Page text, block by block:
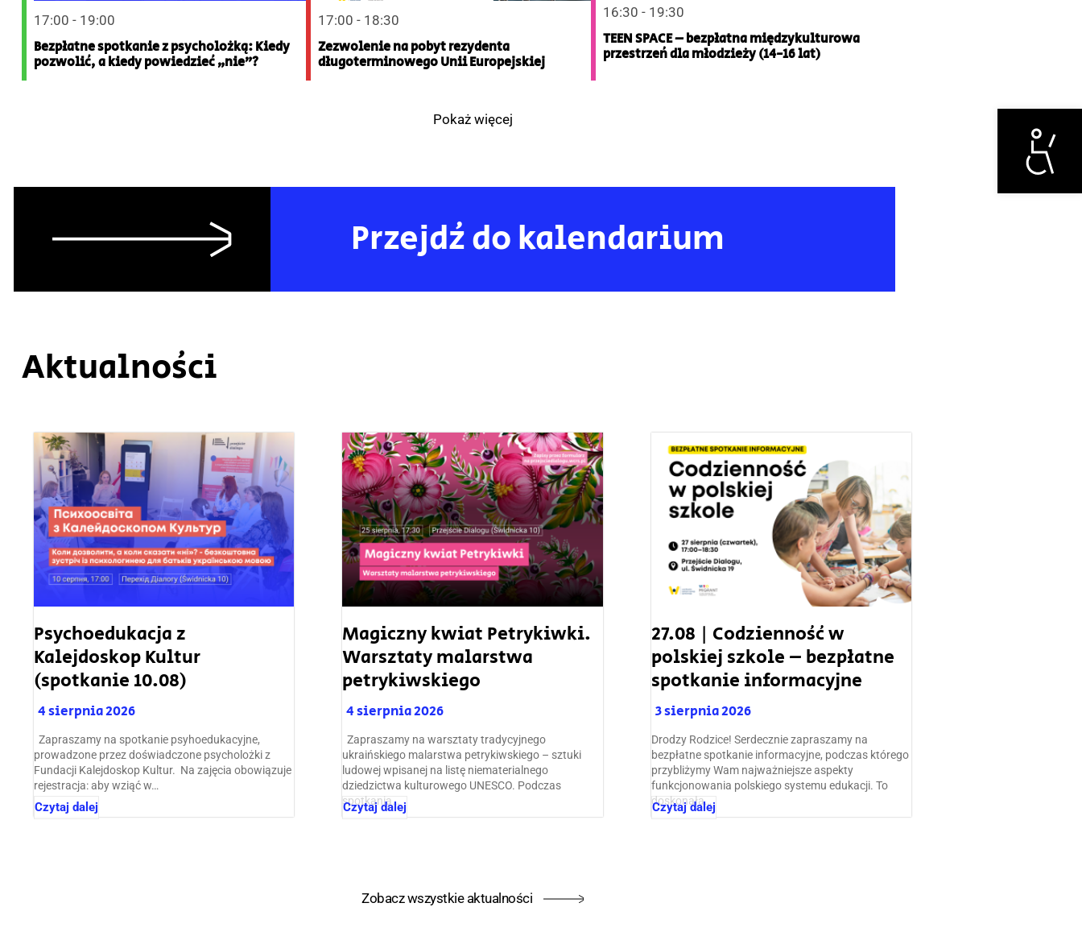
Otwórz
17:00 - 19:00
Bezpłatne spotkanie z psycholożką: Kiedy
pozwolić, a kiedy powiedzieć „nie”?
17:00 - 18:30
Zezwolenie na pobyt rezydenta
długoterminowego Unii Europejskiej
16:30 - 19:30
TEEN SPACE – bezpłatna międzykulturowa
przestrzeń dla młodzieży (14-16 lat)
Pokaż więcej
Przejdź do kalendarium
Aktualności
Psychoedukacja z
Kalejdoskop Kultur
(spotkanie 10.08)
4 sierpnia 2026
Zapraszamy na spotkanie psyhoedukacyjne,
prowadzone przez doświadczone psycholożki z
Fundacji Kalejdoskop Kultur. Na zajęcia obowiązuje
rejestracja: aby wziąć w…
Czytaj dalej
Magiczny kwiat Petrykiwki.
Warsztaty malarstwa
petrykiwskiego
4 sierpnia 2026
Zapraszamy na warsztaty tradycyjnego
ukraińskiego malarstwa petrykiwskiego – sztuki
ludowej wpisanej na listę niematerialnego
dziedzictwa kulturowego UNESCO. Podczas
spotkania…
Czytaj dalej
27.08 | Codzienność w
polskiej szkole – bezpłatne
spotkanie informacyjne
3 sierpnia 2026
Drodzy Rodzice! Serdecznie zapraszamy na
bezpłatne spotkanie informacyjne, podczas którego
przybliżymy Wam najważniejsze aspekty
funkcjonowania polskiego systemu edukacji. To
doskonała…
Czytaj dalej
Zobacz wszystkie aktualności